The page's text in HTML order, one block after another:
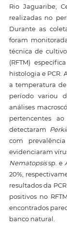
Rio Jaguaribe,
realizadas no
Durante as
foram
técnica de
(RFTM)
histologia e PCR.
a temperatura de
período variou
análises
pertencentes
detectaram
com
evidenciaram
Nematopsissp. e
20%,
resultados da
positivos no
encontrados
banco natural.